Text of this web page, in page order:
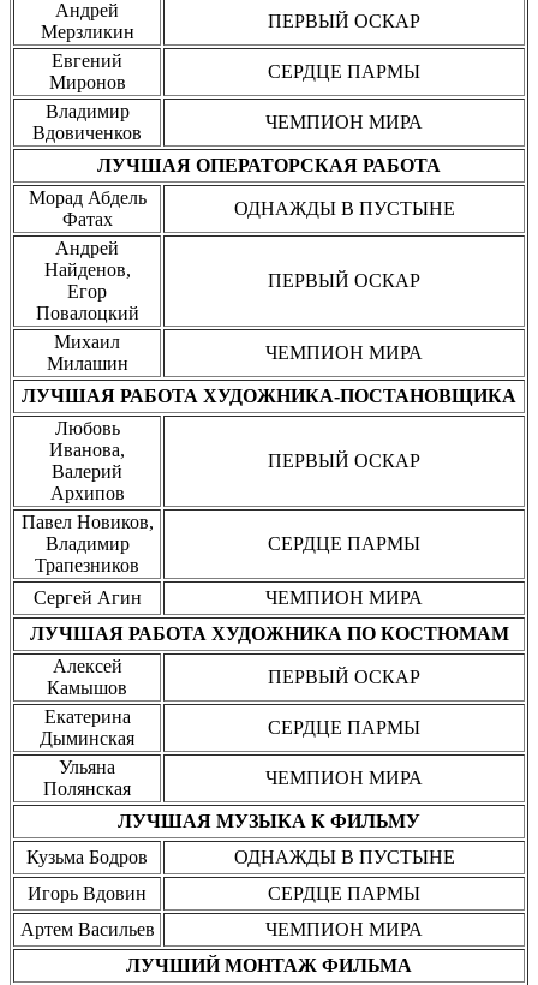
Андрей
Мерзликин
ПЕРВЫЙ ОСКАР
Евгений
Миронов
СЕРДЦЕ ПАРМЫ
Владимир
Вдовиченков
ЧЕМПИОН МИРА
ЛУЧШАЯ ОПЕРАТОРСКАЯ РАБОТА
Морад Абдель
Фатах
ОДНАЖДЫ В ПУСТЫНЕ
Андрей
Найденов,
Егор
Повалоцкий
ПЕРВЫЙ ОСКАР
Михаил
Милашин
ЧЕМПИОН МИРА
ЛУЧШАЯ РАБОТА ХУДОЖНИКА-ПОСТАНОВЩИКА
Любовь
Иванова,
Валерий
Архипов
ПЕРВЫЙ ОСКАР
Павел Новиков,
Владимир
Трапезников
СЕРДЦЕ ПАРМЫ
Сергей Агин
ЧЕМПИОН МИРА
ЛУЧШАЯ РАБОТА ХУДОЖНИКА ПО КОСТЮМАМ
Алексей
Камышов
ПЕРВЫЙ ОСКАР
Екатерина
Дыминская
СЕРДЦЕ ПАРМЫ
Ульяна
Полянская
ЧЕМПИОН МИРА
ЛУЧШАЯ МУЗЫКА К ФИЛЬМУ
Кузьма Бодров
ОДНАЖДЫ В ПУСТЫНЕ
Игорь Вдовин
СЕРДЦЕ ПАРМЫ
Артем Васильев
ЧЕМПИОН МИРА
ЛУЧШИЙ МОНТАЖ ФИЛЬМА